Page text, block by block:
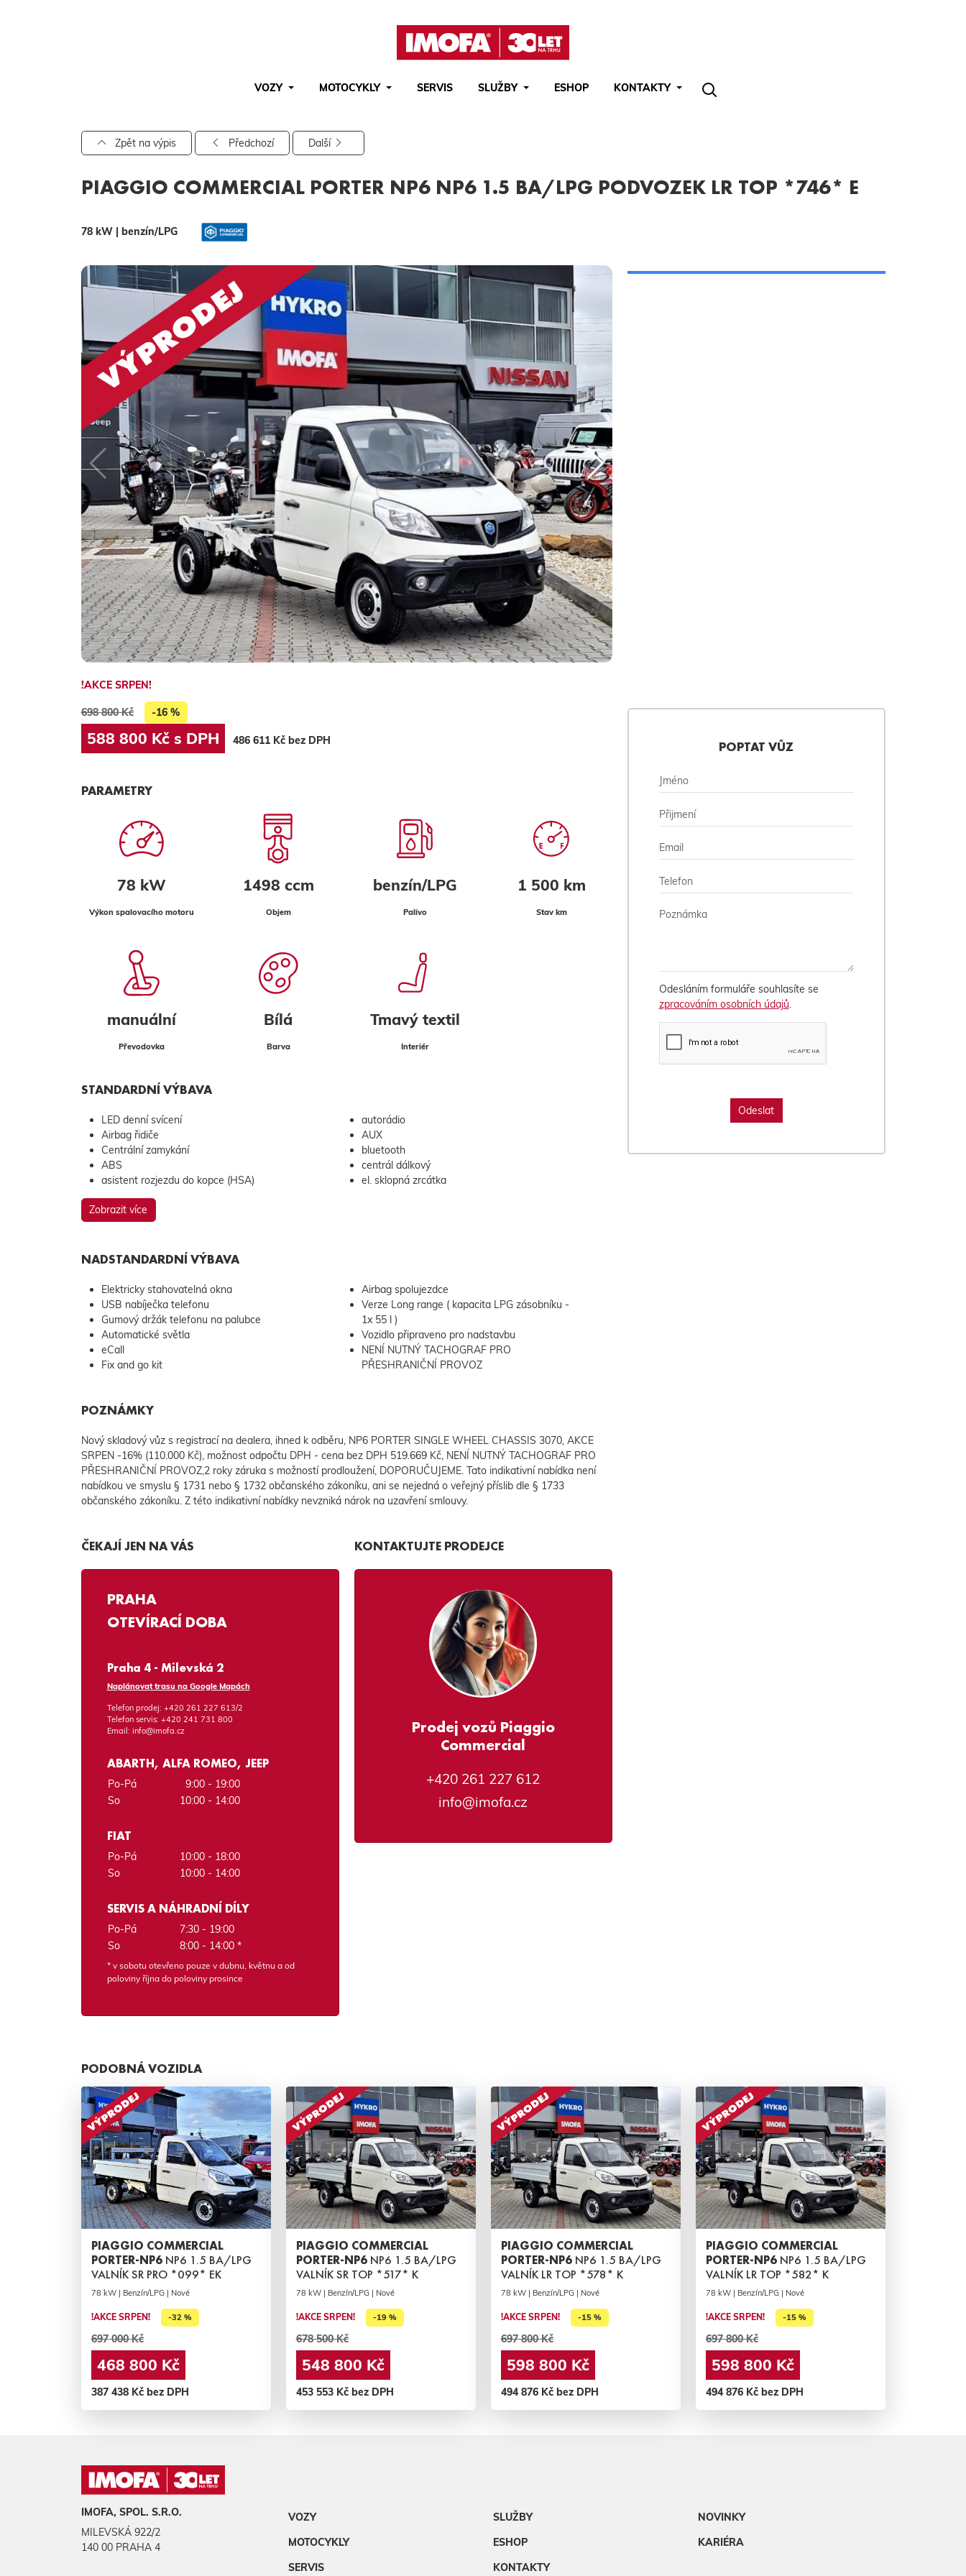
VOZY MOTOCYKLY SERVIS SLUŽBY ESHOP
KONTAKTY
Pro vyhledávání zadejte alespoň 3 znaky.
Zpět na výpis Předchozí Další
PIAGGIO COMMERCIAL PORTER NP6 NP6 1.5 BA/LPG PODVOZEK LR TOP *746* E
78 kW | benzín/LPG
!AKCE SRPEN!
698 800 Kč -16 %
588 800 Kč s DPH 486 611 Kč bez DPH
PARAMETRY
78 kW
Výkon spalovacího motoru
1498 ccm
Objem
benzín/LPG
Palivo
1 500 km
Stav km
manuální
Převodovka
Bílá
Barva
Tmavý textil
Interiér
STANDARDNÍ VÝBAVA
LED denní svícení
Airbag řidiče
Centrální zamykání
ABS
asistent rozjezdu do kopce (HSA)
autorádio
AUX
bluetooth
centrál dálkový
el. sklopná zrcátka
Zobrazit více
NADSTANDARDNÍ VÝBAVA
Elektricky stahovatelná okna
USB nabíječka telefonu
Gumový držák telefonu na palubce
Automatické světla
eCall
Fix and go kit
Airbag spolujezdce
Verze Long range ( kapacita LPG zásobníku -
1x 55 l )
Vozidlo připraveno pro nadstavbu
NENÍ NUTNÝ TACHOGRAF PRO
PŘESHRANIČNÍ PROVOZ
POZNÁMKY
Nový skladový vůz s registrací na dealera, ihned k odběru, NP6 PORTER SINGLE WHEEL CHASSIS 3070, AKCE
SRPEN -16% (110.000 Kč), možnost odpočtu DPH - cena bez DPH 519.669 Kč, NENÍ NUTNÝ TACHOGRAF PRO
PŘESHRANIČNÍ PROVOZ,2 roky záruka s možností prodloužení, DOPORUČUJEME. Tato indikativní nabídka není
nabídkou ve smyslu § 1731 nebo § 1732 občanského zákoníku, ani se nejedná o veřejný příslib dle § 1733
občanského zákoníku. Z této indikativní nabídky nevzniká nárok na uzavření smlouvy.
ČEKAJÍ JEN NA VÁS
PRAHA
OTEVÍRACÍ DOBA
Praha 4 - Milevská 2
Naplánovat trasu na Google Mapách
Telefon prodej: +420 261 227 613/2
Telefon servis: +420 241 731 800
Email: info@imofa.cz
ABARTH, ALFA ROMEO, JEEP
Po-Pá
9:00 - 19:00
So
10:00 - 14:00
FIAT
Po-Pá
10:00 - 18:00
So
10:00 - 14:00
SERVIS A NÁHRADNÍ DÍLY
Po-Pá
7:30 - 19:00
So
8:00 - 14:00 *
* v sobotu otevřeno pouze v dubnu, květnu a od
poloviny října do poloviny prosince
KONTAKTUJTE PRODEJCE
Prodej vozů Piaggio
Commercial
+420 261 227 612
info@imofa.cz
POPTAT VŮZ
Odesláním formuláře souhlasíte se
zpracováním osobních údajů.
PODOBNÁ VOZIDLA
PIAGGIO COMMERCIAL
PORTER-NP6 NP6 1.5 BA/LPG
VALNÍK SR PRO *099* EK
78 kW | Benzín/LPG | Nové
!AKCE SRPEN! -32 %
697 000 Kč
468 800 Kč
387 438 Kč bez DPH
PIAGGIO COMMERCIAL
PORTER-NP6 NP6 1.5 BA/LPG
VALNÍK SR TOP *517* K
78 kW | Benzín/LPG | Nové
!AKCE SRPEN! -19 %
678 500 Kč
548 800 Kč
453 553 Kč bez DPH
PIAGGIO COMMERCIAL
PORTER-NP6 NP6 1.5 BA/LPG
VALNÍK LR TOP *578* K
78 kW | Benzín/LPG | Nové
!AKCE SRPEN! -15 %
697 800 Kč
598 800 Kč
494 876 Kč bez DPH
PIAGGIO COMMERCIAL
PORTER-NP6 NP6 1.5 BA/LPG
VALNÍK LR TOP *582* K
78 kW | Benzín/LPG | Nové
!AKCE SRPEN! -15 %
697 800 Kč
598 800 Kč
494 876 Kč bez DPH
IMOFA, SPOL. S.R.O.
MILEVSKÁ 922/2
140 00 PRAHA 4
VOZY
MOTOCYKLY
SERVIS
SLUŽBY
ESHOP
KONTAKTY
NOVINKY
KARIÉRA